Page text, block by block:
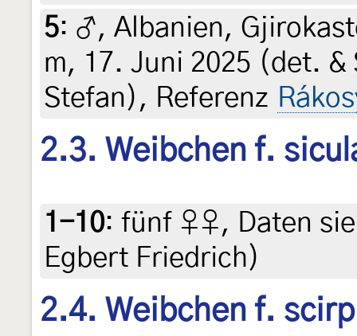
5: ♂, Albanien,
m, 17. Juni 2025 (det.
Stefan), Referenz
2.3. Weibchen f.
1-10: fünf ♀♀, Daten
Egbert Friedrich)
2.4. Weibchen f.